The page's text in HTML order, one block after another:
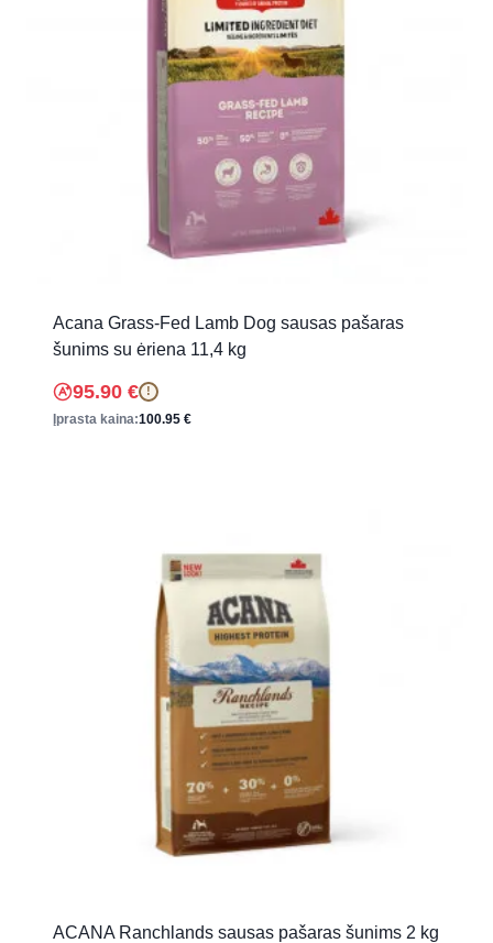
Acana Grass-Fed Lamb Dog sausas pašaras
šunims su ėriena 11,4 kg
95.90 € !
Įprasta kaina:100.95 €
ACANA Ranchlands sausas pašaras šunims 2 kg